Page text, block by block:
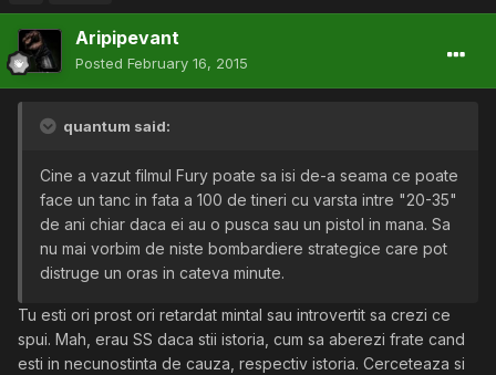
Aripipevant
Posted February 16, 2015
quantum said:
Cine a vazut filmul Fury poate sa isi de-a seama ce poate
face un tanc in fata a 100 de tineri cu varsta intre "20-35"
de ani chiar daca ei au o pusca sau un pistol in mana. Sa
nu mai vorbim de niste bombardiere strategice care pot
distruge un oras in cateva minute.
Tu esti ori prost ori retardat mintal sau introvertit sa crezi ce
spui. Mah, erau SS daca stii istoria, cum sa aberezi frate cand
esti in necunostinta de cauza, respectiv istoria. Cerceteaza si